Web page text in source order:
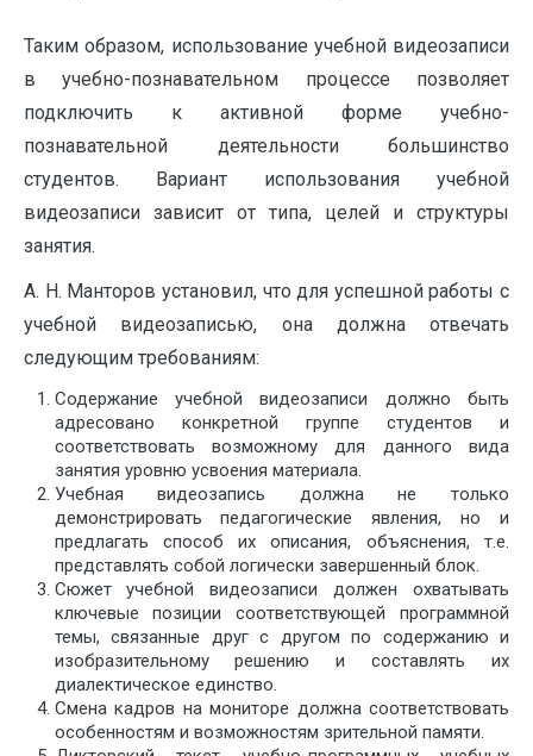
Таким образом, использование учебной видеозаписи
в учебно-познавательном процессе позволяет
подключить к активной форме учебно-
познавательной деятельности большинство
студентов. Вариант использования учебной
видеозаписи зависит от типа, целей и структуры
занятия.
А. Н. Манторов установил, что для успешной работы с
учебной видеозаписью, она должна отвечать
следующим требованиям:
Содержание учебной видеозаписи должно быть
адресовано конкретной группе студентов и
соответствовать возможному для данного вида
занятия уровню усвоения материала.
Учебная видеозапись должна не только
демонстрировать педагогические явления, но и
предлагать способ их описания, объяснения, т.е.
представлять собой логически завершенный блок.
Сюжет учебной видеозаписи должен охватывать
ключевые позиции соответствующей программной
темы, связанные друг с другом по содержанию и
изобразительному решению и составлять их
диалектическое единство.
Смена кадров на мониторе должна соответствовать
особенностям и возможностям зрительной памяти.